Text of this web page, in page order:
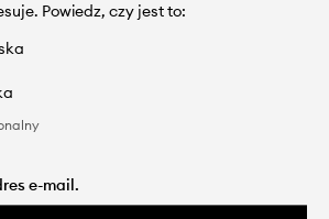
Powiedz, czy jest to: